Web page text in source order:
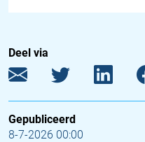
Deel via
Gepubliceerd
8-7-2026 00:00